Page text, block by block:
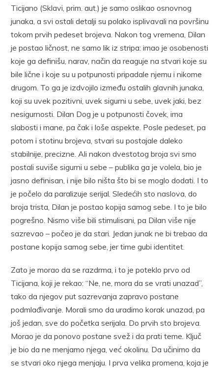
Ticijano (Sklavi, prim. aut.) je samo oslikao osnovnog
junaka, a svi ostali detalji su polako isplivavali na površinu
tokom prvih pedeset brojeva. Nakon tog vremena, Dilan
je postao ličnost, ne samo lik iz stripa: imao je osobenosti
koje ga definišu, narav, način da reaguje na stvari koje su
bile lične i koje su u potpunosti pripadale njemu i nikome
drugom. To ga je izdvojilo između ostalih glavnih junaka,
koji su uvek pozitivni, uvek sigurni u sebe, uvek jaki, bez
nesigurnosti. Dilan Dog je u potpunosti čovek, ima
slabosti i mane, pa čak i loše aspekte. Posle pedeset, pa
potom i stotinu brojeva, stvari su postajale daleko
stabilnije, precizne. Ali nakon dvestotog broja svi smo
postali suviše sigurni u sebe – publika ga je volela, bio je
jasno definisan, i nije bilo ništa što bi se moglo dodati. I to
je počelo da paralizuje serijal. Sledećih sto naslova, do
broja trista, Dilan je postao kopija samog sebe. I to je bilo
pogrešno. Nismo više bili stimulisani, pa Dilan više nije
sazrevao – počeo je da stari. Jedan junak ne bi trebao da
postane kopija samog sebe, jer time gubi identitet.
Zato je morao da se razdrma, i to je poteklo prvo od
Ticijana, koji je rekao: “Ne, ne, mora da se vrati unazad”,
tako da njegov put sazrevanja zapravo postane
podmlađivanje. Morali smo da uradimo korak unazad, pa
još jedan, sve do početka serijala. Do prvih sto brojeva.
Morao je da ponovo postane svež i da prati teme. Ključ
je bio da ne menjamo njega, već okolinu. Da učinimo da
se stvari oko njega menjaju. I prva velika promena, koja je